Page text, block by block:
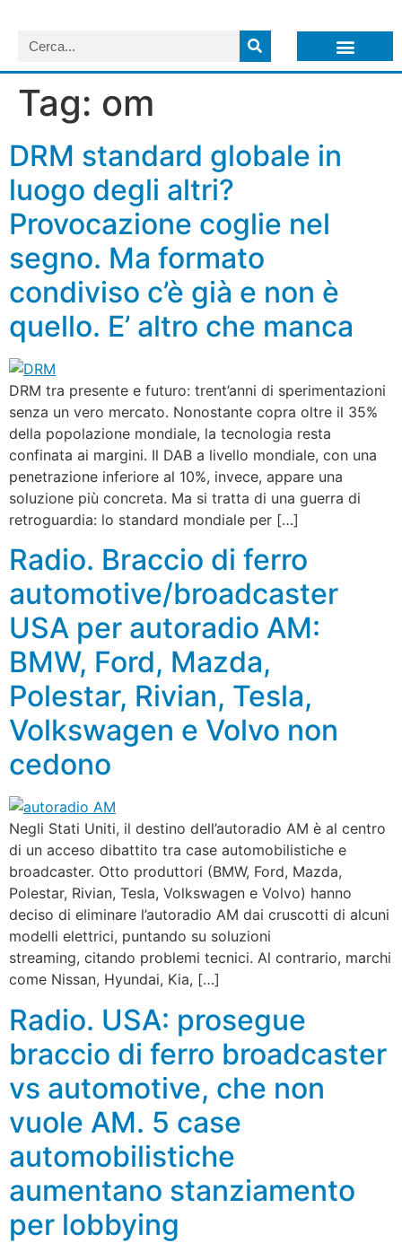
Tag: om
DRM standard globale in
luogo degli altri?
Provocazione coglie nel
segno. Ma formato
condiviso c’è già e non è
quello. E’ altro che manca
DRM tra presente e futuro: trent’anni di sperimentazioni
senza un vero mercato. Nonostante copra oltre il 35%
della popolazione mondiale, la tecnologia resta
confinata ai margini. Il DAB a livello mondiale, con una
penetrazione inferiore al 10%, invece, appare una
soluzione più concreta. Ma si tratta di una guerra di
retroguardia: lo standard mondiale per […]
Radio. Braccio di ferro
automotive/broadcaster
USA per autoradio AM:
BMW, Ford, Mazda,
Polestar, Rivian, Tesla,
Volkswagen e Volvo non
cedono
Negli Stati Uniti, il destino dell’autoradio AM è al centro
di un acceso dibattito tra case automobilistiche e
broadcaster. Otto produttori (BMW, Ford, Mazda,
Polestar, Rivian, Tesla, Volkswagen e Volvo) hanno
deciso di eliminare l’autoradio AM dai cruscotti di alcuni
modelli elettrici, puntando su soluzioni
streaming, citando problemi tecnici. Al contrario, marchi
come Nissan, Hyundai, Kia, […]
Radio. USA: prosegue
braccio di ferro broadcaster
vs automotive, che non
vuole AM. 5 case
automobilistiche
aumentano stanziamento
per lobbying